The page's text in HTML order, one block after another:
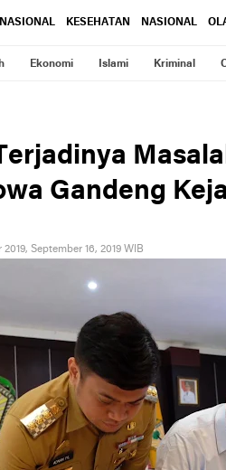
KESEHATAN NASIONAL
Ekonomi Islami Kriminal
Gandeng
September 16, 2019 WIB